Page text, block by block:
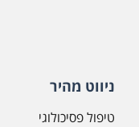
ניווט מהיר
טיפול פסיכולוגי